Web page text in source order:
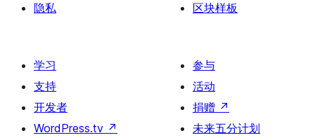
隐私
区块样板
学习
支持
开发者
WordPress.tv ↗
参与
活动
捐赠 ↗
未来五分计划